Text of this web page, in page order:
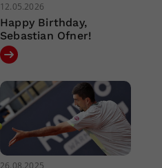
12.05.2026
Happy Birthday,
Sebastian Ofner!
26.08.2025